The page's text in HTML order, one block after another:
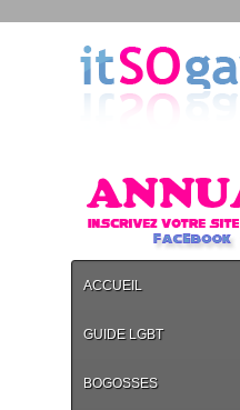
ACCUEIL
GUIDE LGBT
BOGOSSES